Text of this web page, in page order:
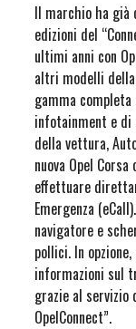
Il marchio ha già
edizioni del
ultimi anni con
altri modelli della
gamma
infotainment e
della vettura,
nuova Opel
effettuare
Emergenza
navigatore e
pollici. In
informazioni sul
grazie al servizio
OpelConnect”.